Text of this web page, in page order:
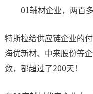
01辅材企业，两百
特斯拉给供应链企业的
海优新材、中来股份等
数，都超过了200天！